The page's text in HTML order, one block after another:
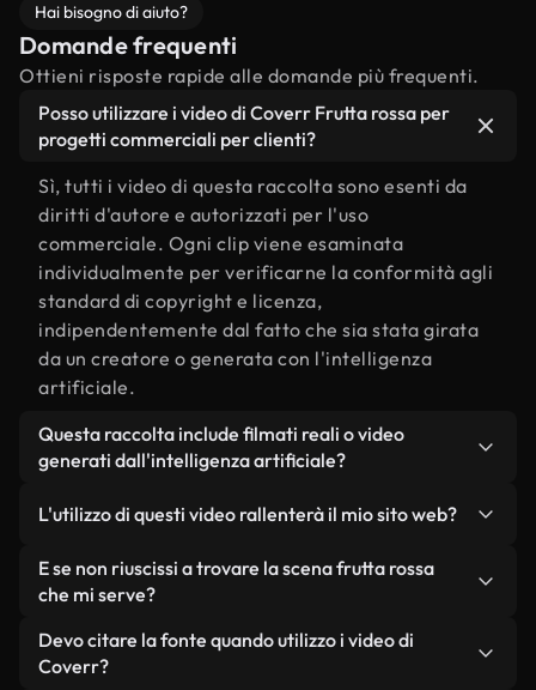
Hai bisogno di aiuto?
Domande frequenti
Ottieni risposte rapide alle domande più frequenti.
Posso utilizzare i video di Coverr Frutta rossa per
progetti commerciali per clienti?
Sì, tutti i video di questa raccolta sono esenti da
diritti d'autore e autorizzati per l'uso
commerciale. Ogni clip viene esaminata
individualmente per verificarne la conformità agli
standard di copyright e licenza,
indipendentemente dal fatto che sia stata girata
da un creatore o generata con l'intelligenza
artificiale.
Questa raccolta include filmati reali o video
generati dall'intelligenza artificiale?
da filmati reali, girati da persone, relativi a frutta
rossa, e da video generati dall'intelligenza
artificiale. Ogni video è chiaramente etichettato,
L'utilizzo di questi video rallenterà il mio sito web?
Non se scegli le nostre versioni ottimizzate.
Offriamo formati leggeri e pronti per il web,
mantengono alta la qualità, riducono al minimo i
tempi di caricamento e migliorano parametri
E se non riuscissi a trovare la scena frutta rossa
che mi serve?
Puoi crearne uno all'istante utilizzando Coverr AI
Studio. Ti basta descrivere la scena, ad esempio
Devo citare la fonte quando utilizzo i video di
Coverr?